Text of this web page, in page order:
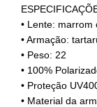
• Lente: marrom
• Armação:
• Peso: 22
• 100%
• Proteção
• Material da